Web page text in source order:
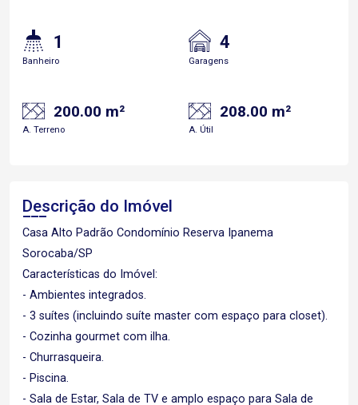
1
Banheiro
4
Garagens
200.00 m²
A. Terreno
208.00 m²
A. Útil
Descrição do Imóvel
Casa Alto Padrão Condomínio Reserva Ipanema
Sorocaba/SP
Características do Imóvel:
- Ambientes integrados.
- 3 suítes (incluindo suíte master com espaço para closet).
- Cozinha gourmet com ilha.
- Churrasqueira.
- Piscina.
- Sala de Estar, Sala de TV e amplo espaço para Sala de